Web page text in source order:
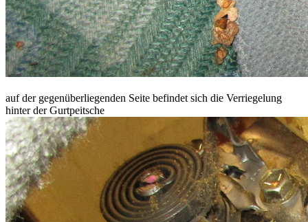
auf der gegenüberliegenden Seite befindet sich die Verriegelung
hinter der Gurtpeitsche